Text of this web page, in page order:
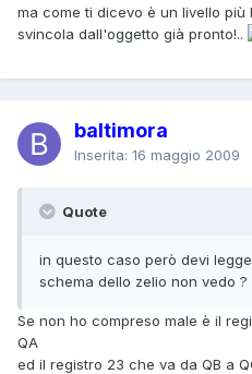
ma come ti dicevo è un livello
svincola dall'oggetto già pronto!..
baltimora
Inserita: 16 maggio 2009
Quote
in questo caso però devi
schema dello zelio non vedo ?
Se non ho compreso male è il
QA
ed il registro 23 che va da QB a